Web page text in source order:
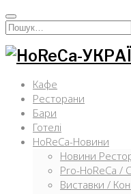
Перейти
кИскать:
Кафе
Ресторани
Бари
Готелі
HoReCa-Новини
Новини
Pro-HoReCa /
Виставки /